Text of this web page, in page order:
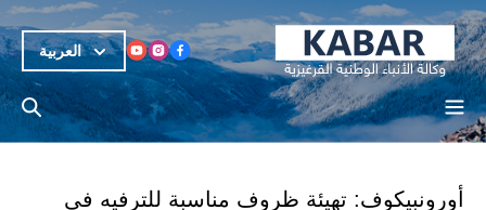
العربية
أورونبيكوف: تهيئة ظروف مناسبة للترفيه في